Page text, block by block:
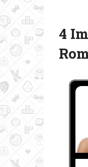
4